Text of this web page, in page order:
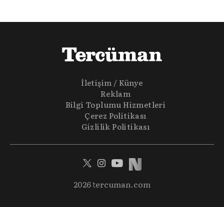
olmadığına inananlardansanız "Spor Sohbetleri" tam size
İletişim / Künye
Reklam
Bilgi Toplumu Hizmetleri
Çerez Politikası
Gizlilik Politikası
2026 tercuman.com